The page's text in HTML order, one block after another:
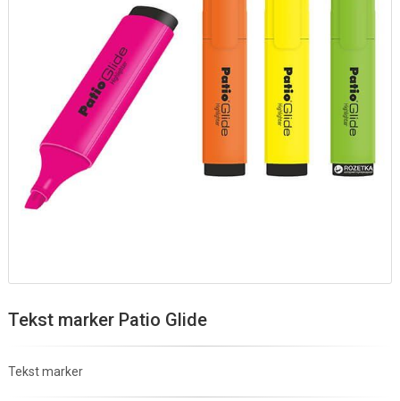
Tekst marker Patio Glide
Tekst marker